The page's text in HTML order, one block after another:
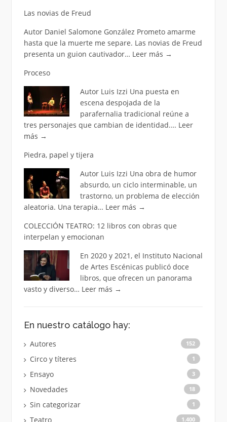
Las novias de Freud
Autor Daniel Salomone González Prometo amarme
hasta que la muerte me separe. Las novias de Freud
presenta un guion cautivador… Leer más →
Proceso
Autor Luis Izzi Una puesta en
escena despojada de la
parafernalia tradicional reúne a
tres personajes que cambian de identidad.… Leer
más →
Piedra, papel y tijera
Autor Luis Izzi Una obra de humor
absurdo, un ciclo interminable, un
trastorno, un problema de elección
aleatoria. Una terapia… Leer más →
COLECCIÓN TEATRO: 12 libros con obras que
interpelan y emocionan
En 2020 y 2021, el Instituto Nacional
de Artes Escénicas publicó doce
libros, que ofrecen un panorama
vasto y diverso… Leer más →
En nuestro catálogo hay:
Autores 152
Circo y títeres 1
Ensayo 3
Novedades 18
Sin categorizar 1
Teatro 1.400